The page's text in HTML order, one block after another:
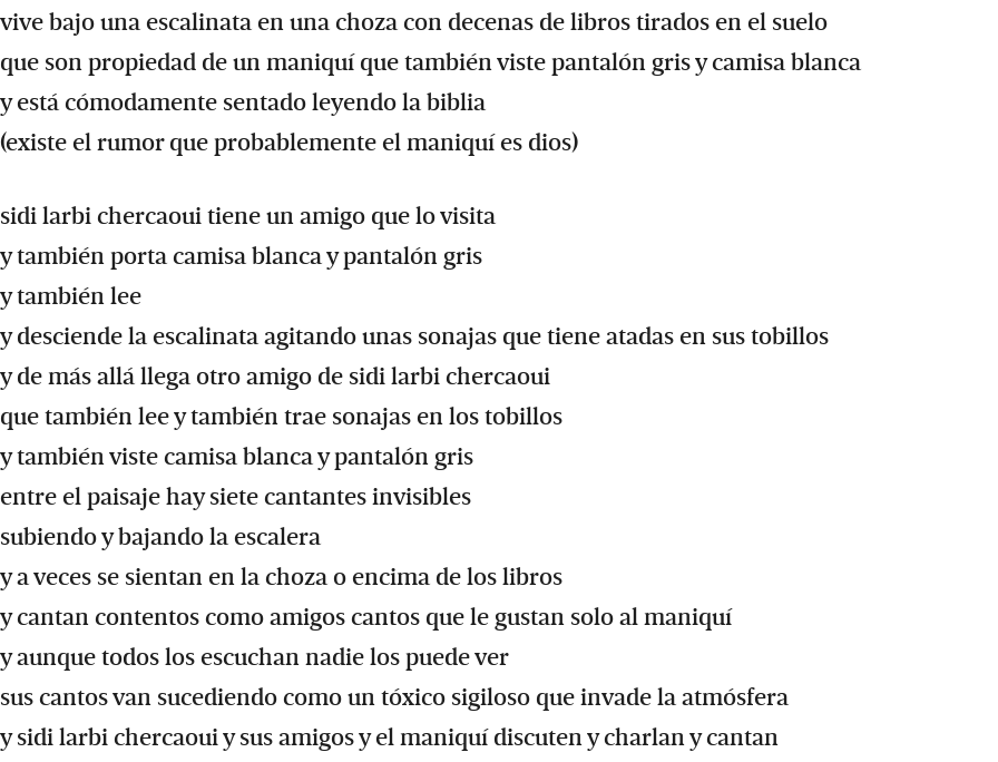
vive bajo una escalinata en una choza con decenas de libros tirados en el suelo
que son propiedad de un maniquí que también viste pantalón gris y camisa blanca
y está cómodamente sentado leyendo la biblia
(existe el rumor que probablemente el maniquí es dios)
sidi larbi chercaoui tiene un amigo que lo visita
y también porta camisa blanca y pantalón gris
y también lee
y desciende la escalinata agitando unas sonajas que tiene atadas en sus tobillos
y de más allá llega otro amigo de sidi larbi chercaoui
que también lee y también trae sonajas en los tobillos
y también viste camisa blanca y pantalón gris
entre el paisaje hay siete cantantes invisibles
subiendo y bajando la escalera
y a veces se sientan en la choza o encima de los libros
y cantan contentos como amigos cantos que le gustan solo al maniquí
y aunque todos los escuchan nadie los puede ver
sus cantos van sucediendo como un tóxico sigiloso que invade la atmósfera
y sidi larbi chercaoui y sus amigos y el maniquí discuten y charlan y cantan